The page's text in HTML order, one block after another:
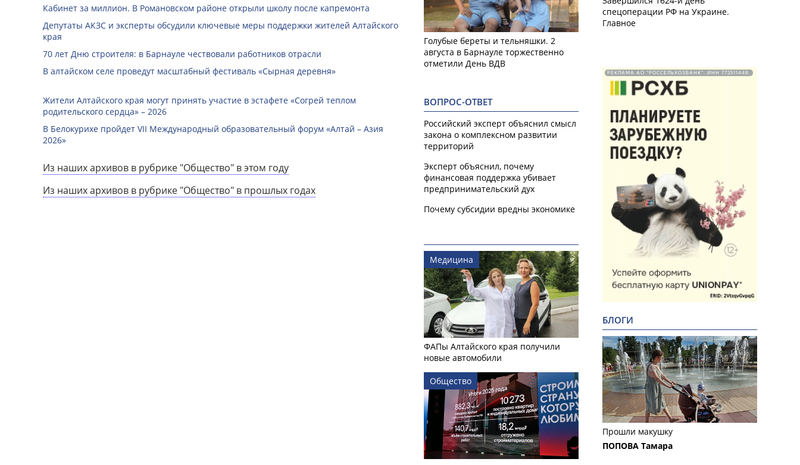
Кабинет за миллион. В Романовском районе открыли школу после капремонта
Депутаты АКЗС и эксперты обсудили ключевые меры поддержки жителей Алтайского
края
70 лет Дню строителя: в Барнауле чествовали работников отрасли
В алтайском селе проведут масштабный фестиваль «Сырная деревня»
Жители Алтайского края могут принять участие в эстафете «Согрей теплом
родительского сердца» – 2026
В Белокурихе пройдет VII Международный образовательный форум «Алтай – Азия
2026»
Из наших архивов в рубрике "Общество" в этом году
Из наших архивов в рубрике "Общество" в прошлых годах
Голубые береты и тельняшки. 2
августа в Барнауле торжественно
отметили День ВДВ
ВОПРОС-ОТВЕТ
Российский эксперт объяснил смысл
закона о комплексном развитии
территорий
Эксперт объяснил, почему
финансовая поддержка убивает
предпринимательский дух
Почему субсидии вредны экономике
Медицина
ФАПы Алтайского края получили
новые автомобили
Общество
спецоперации РФ на Украине.
Главное
РЕКЛАМА АО "РОССЕЛЬХОЗБАНК". ИНН 772511448.
БЛОГИ
Прошли макушку
ПОПОВА Тамара